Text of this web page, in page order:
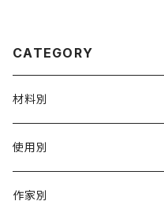
CATEGORY
材料別
陶磁器
ガラス
使用別
茶壺 急须 土瓶
作家別